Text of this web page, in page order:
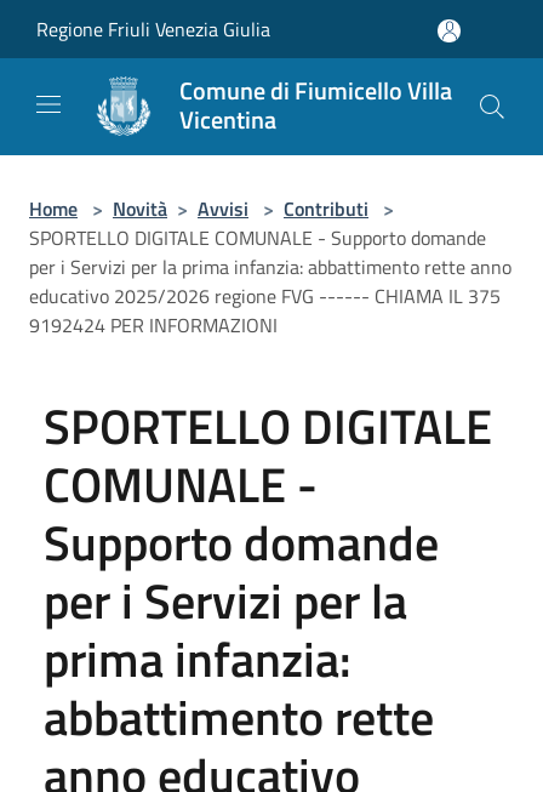
Regione Friuli Venezia Giulia
Comune di Fiumicello Villa
Vicentina
Home > Novità > Avvisi > Contributi >
SPORTELLO DIGITALE COMUNALE - Supporto domande
per i Servizi per la prima infanzia: abbattimento rette anno
educativo 2025/2026 regione FVG ------ CHIAMA IL 375
9192424 PER INFORMAZIONI
SPORTELLO DIGITALE
COMUNALE -
Supporto domande
per i Servizi per la
prima infanzia:
abbattimento rette
anno educativo